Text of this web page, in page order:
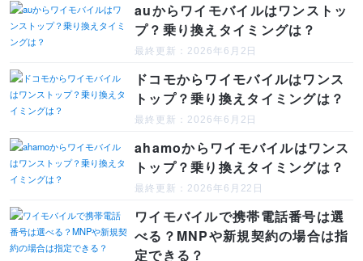
auからワイモバイルはワンストッ
プ？乗り換えタイミングは？
最終更新：2026年6月2日
ドコモからワイモバイルはワンス
トップ？乗り換えタイミングは？
最終更新：2026年6月2日
ahamoからワイモバイルはワンス
トップ？乗り換えタイミングは？
最終更新：2026年6月22日
ワイモバイルで携帯電話番号は選
べる？MNPや新規契約の場合は指
定できる？